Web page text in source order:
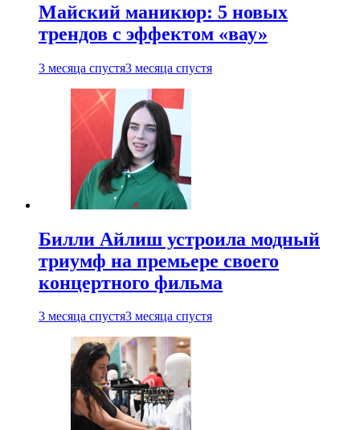
Майский маникюр: 5 новых
трендов с эффектом «вау»
3 месяца спустя3 месяца спустя
Билли Айлиш устроила модный
триумф на премьере своего
концертного фильма
3 месяца спустя3 месяца спустя